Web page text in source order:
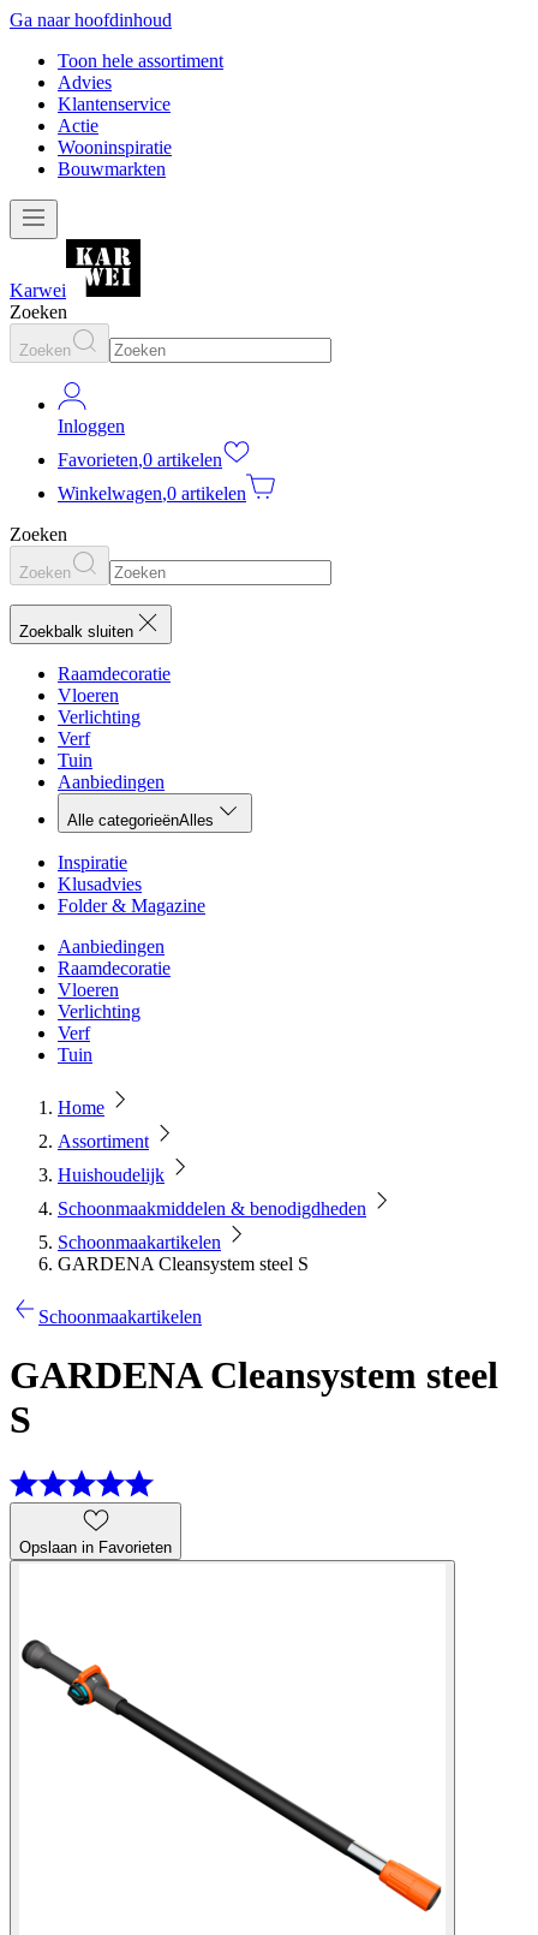
Ga naar hoofdinhoud
Toon hele assortiment
Advies
Klantenservice
Actie
Wooninspiratie
Bouwmarkten
Karwei
Zoeken
Zoeken
Inloggen
Favorieten,0 artikelen
Winkelwagen,0 artikelen
Zoeken
Zoeken
Zoekbalk sluiten
Raamdecoratie
Vloeren
Verlichting
Verf
Tuin
Aanbiedingen
Alle categorieënAlles
Inspiratie
Klusadvies
Folder & Magazine
Aanbiedingen
Raamdecoratie
Vloeren
Verlichting
Verf
Tuin
Home
Assortiment
Huishoudelijk
Schoonmaakmiddelen & benodigdheden
Schoonmaakartikelen
GARDENA Cleansystem steel S
Schoonmaakartikelen
GARDENA Cleansystem steel
S
Opslaan in Favorieten